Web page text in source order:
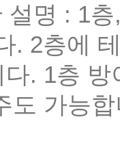
설명 : 1
. 2층에
. 1층
도 가능